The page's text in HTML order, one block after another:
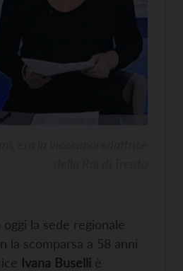
la sede regionale
la scomparsa a 58 anni
Ivana Buselli è